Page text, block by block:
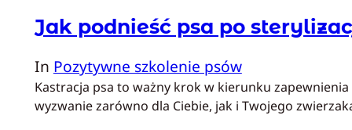
Jak podnieść psa po
In Pozytywne szkolenie psów
Kastracja psa to ważny krok w kierunku
wyzwanie zarówno dla Ciebie, jak i Twojego